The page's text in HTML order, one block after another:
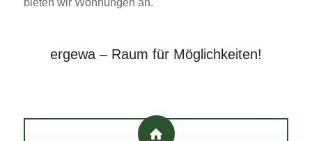
bieten wir Wohnungen an.
ergewa – Raum für Möglichkeiten!